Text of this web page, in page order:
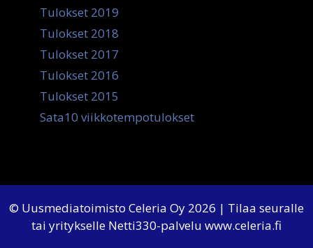
Tulokset 2019
Tulokset 2018
Tulokset 2017
Tulokset 2016
Tulokset 2015
Sata10 viikkotempotulokset
© Uusmediatoimisto Celeria Oy 2026 | Tilaa seuralle
tai yritykselle Netti330-palvelu www.celeria.fi